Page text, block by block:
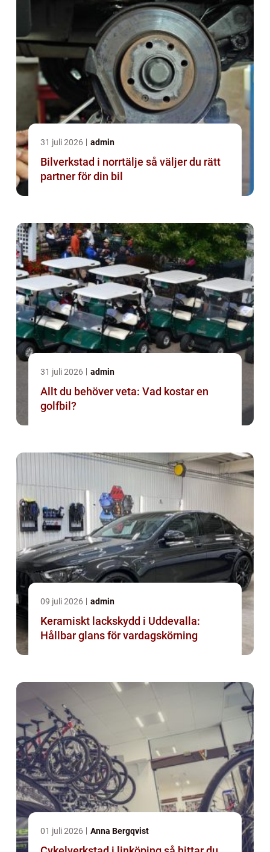
31 juli 2026 admin
Bilverkstad i norrtälje så väljer du rätt
partner för din bil
31 juli 2026 admin
Allt du behöver veta: Vad kostar en
golfbil?
09 juli 2026 admin
Keramiskt lackskydd i Uddevalla:
Hållbar glans för vardagskörning
01 juli 2026 Anna Bergqvist